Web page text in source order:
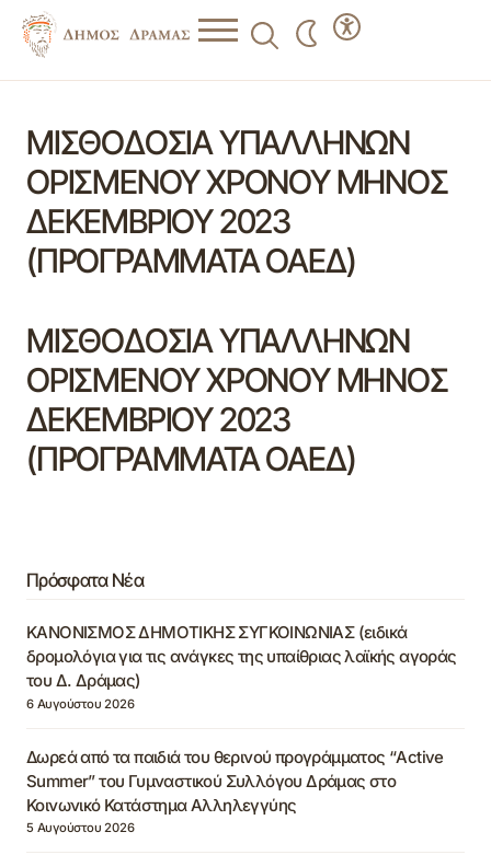
ΜΙΣΘΟΔΟΣΙΑ ΥΠΑΛΛΗΝΩΝ
ΟΡΙΣΜΕΝΟΥ ΧΡΟΝΟΥ ΜΗΝΟΣ
ΔΕΚΕΜΒΡΙΟΥ 2023
(ΠΡΟΓΡΑΜΜΑΤΑ ΟΑΕΔ)
ΜΙΣΘΟΔΟΣΙΑ ΥΠΑΛΛΗΝΩΝ
ΟΡΙΣΜΕΝΟΥ ΧΡΟΝΟΥ ΜΗΝΟΣ
ΔΕΚΕΜΒΡΙΟΥ 2023
(ΠΡΟΓΡΑΜΜΑΤΑ ΟΑΕΔ)
Πρόσφατα Νέα
ΚΑΝΟΝΙΣΜΟΣ ΔΗΜΟΤΙΚΗΣ ΣΥΓΚΟΙΝΩΝΙΑΣ (ειδικά
δρομολόγια για τις ανάγκες της υπαίθριας λαϊκής αγοράς
του Δ. Δράμας)
6 Αυγούστου 2026
Δωρεά από τα παιδιά του θερινού προγράμματος “Active
Summer” του Γυμναστικού Συλλόγου Δράμας στο
Κοινωνικό Κατάστημα Αλληλεγγύης
5 Αυγούστου 2026